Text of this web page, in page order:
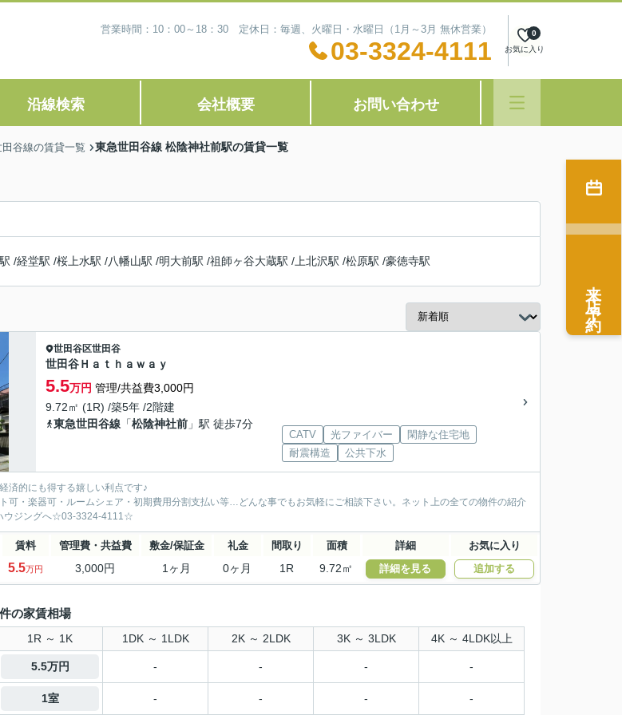
営業時間：10：00～18：30 定休日：毎週、火曜日・水曜日（1月～3月 無休営業）
03-3324-4111 お気に入り
0
沿線検索 会社概要 お問い合わせ
谷線の賃貸一覧 東急世田谷線 松陰神社前駅の賃貸一覧
/経堂駅 /桜上水駅 /八幡山駅 /明大前駅 /祖師ヶ谷大蔵駅 / 上北沢駅 /松原駅 /豪徳寺駅
世田谷区世田谷
世田谷Ｈａｔｈａｗａｙ
5.5万円 管理/共益費3,000円
9.72㎡ (1R) /築5年 /2階建
東急世田谷線 「松陰神社前 」駅 徒歩7分
CATV 光ファイバー
閑静な住宅地
耐震構造
公共下水
済的にも得する嬉しい利点です♪
可・楽器可・ルームシェア・初期費用分割支払い等…どんな事でもお気軽にご相談下さい。ネット上の全ての物件の紹介
ウジングへ☆03-3324-4111☆
賃料 管理費・共益費 敷金/保証金 礼金 間取り 面積 詳細 お気に入り
5.5万円 3,000円 1ヶ月 0ヶ月 1R 9.72㎡ 詳細を見る 追加する
の家賃相場
1R ～ 1K 1DK ～ 1LDK 2K ～ 2LDK 3K ～ 3LDK 4K ～ 4LDK以上
5.5万円 - - - -
1室 - - - -
来店予約